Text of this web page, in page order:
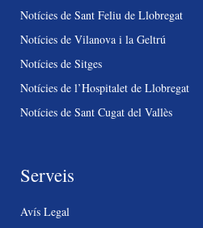
Notícies de Sant Feliu de Llobregat
Notícies de Vilanova i la Geltrú
Notícies de Sitges
Notícies de l’Hospitalet de Llobregat
Notícies de Sant Cugat del Vallès
Serveis
Avís Legal